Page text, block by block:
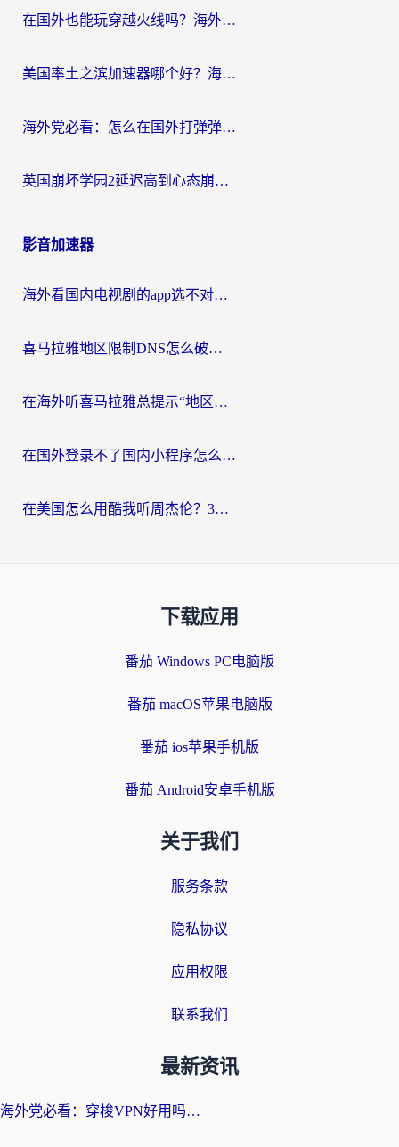
在国外也能玩穿越火线吗？海外玩家国服游戏畅玩终极指南
美国率土之滨加速器哪个好？海外党国服游戏畅玩终极指南（附多游戏解决方案）
海外党必看：怎么在国外打弹弹堂不卡？番茄加速器亲测指南
英国崩坏学园2延迟高到心态崩？海外党国服游戏加速终极指南
影音加速器
海外看国内电视剧的app选不对？这份回国加速器避坑指南帮你流畅追剧
喜马拉雅地区限制DNS怎么破？海外党听国内音乐听书的终极解决方案
在海外听喜马拉雅总提示“地区限制”？3步轻松解除+听国内音乐全攻略
在国外登录不了国内小程序怎么办？选对回国加速器，轻松解锁国内资源
在美国怎么用酷我听周杰伦？3步搞定海外听歌难题
下载应用
番茄 Windows PC电脑版
番茄 macOS苹果电脑版
番茄 ios苹果手机版
番茄 Android安卓手机版
关于我们
服务条款
隐私协议
应用权限
联系我们
最新资讯
海外党必看：穿梭VPN好用吗？和云帆VPN对比哪个回国效果更好？附真实测评+避坑指南